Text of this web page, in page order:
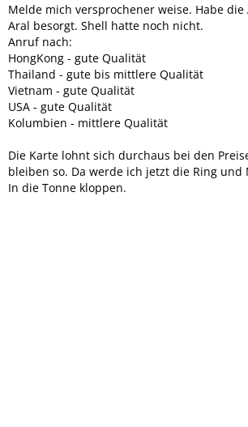
Melde mich versprochener weise. Habe
Aral besorgt. Shell hatte noch nicht.
Anruf nach:
HongKong - gute Qualität
Thailand - gute bis mittlere Qualität
Vietnam - gute Qualität
USA - gute Qualität
Kolumbien - mittlere Qualität
Die Karte lohnt sich durchaus bei den
bleiben so. Da werde ich jetzt die Ring und
In die Tonne kloppen.